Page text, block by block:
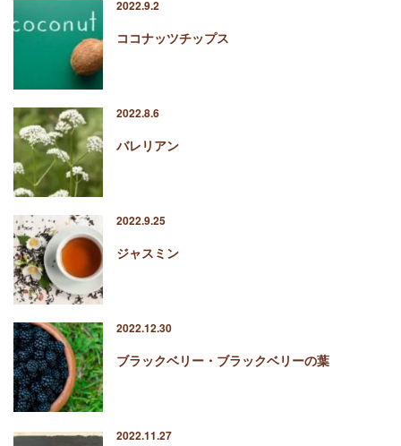
2022.9.2
ココナッツチップス
2022.8.6
バレリアン
2022.9.25
ジャスミン
2022.12.30
ブラックベリー・ブラックベリーの葉
2022.11.27